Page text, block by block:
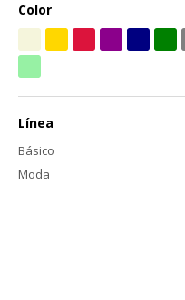
Color
Línea
Básico
Moda